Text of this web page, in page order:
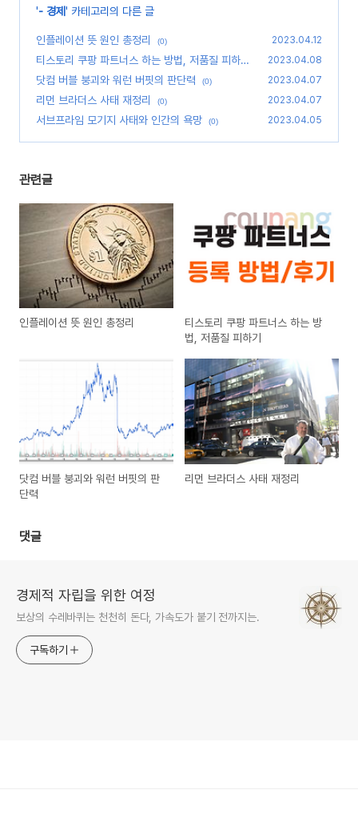
'- 경제 ' 카테고리의 다른 글
인플레이션 뜻 원인 총정리 (0) 2023.04.12
티스토리 쿠팡 파트너스 하는 방법, 저품질 피하기
(2)
2023.04.08
닷컴 버블 붕괴와 워런 버핏의 판단력 (0) 2023.04.07
리먼 브라더스 사태 재정리 (0) 2023.04.07
서브프라임 모기지 사태와 인간의 욕망 (0) 2023.04.05
관련글
인플레이션 뜻 원인 총정리
티스토리 쿠팡 파트너스 하는 방
법, 저품질 피하기
닷컴 버블 붕괴와 워런 버핏의 판
단력
리먼 브라더스 사태 재정리
댓글
경제적 자립을 위한 여정
보상의 수레바퀴는 천천히 돈다, 가속도가 붙기 전까지는.
구독하기